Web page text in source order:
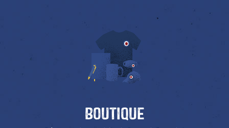
Boutique